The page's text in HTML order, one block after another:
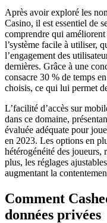
Après avoir exploré les
Casino, il est essentiel de
comprendre qui
l’système facile à utiliser,
l’engagement des
dernières. Grâce à une
consacre 30 % de temps
choisis, ce qui lui permet
L’facilité d’accès sur
dans ce domaine,
évaluée adéquate pour
en 2023. Les options en
hétérogénéité des
plus, les réglages
augmentant la
Comment
données privées